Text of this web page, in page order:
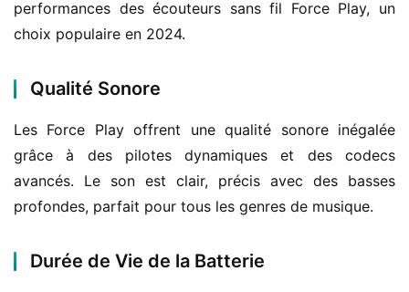
performances des écouteurs sans fil Force Play, un
choix populaire en 2024.
Qualité Sonore
Les Force Play offrent une qualité sonore inégalée
grâce à des pilotes dynamiques et des codecs
avancés. Le son est clair, précis avec des basses
profondes, parfait pour tous les genres de musique.
Durée de Vie de la Batterie